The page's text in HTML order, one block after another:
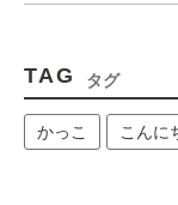
TAG タグ
かっこ こんに